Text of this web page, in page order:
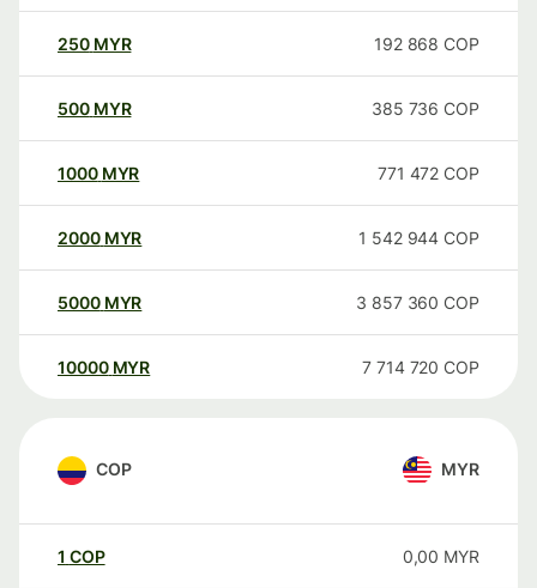
250 MYR 192 868 COP
500 MYR 385 736 COP
1000 MYR 771 472 COP
2000 MYR 1 542 944 COP
5000 MYR 3 857 360 COP
10000 MYR 7 714 720 COP
COP MYR
1 COP 0,00 MYR